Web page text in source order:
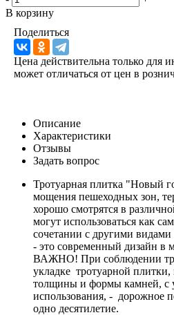
В корзину
Поделиться
Цена действительна только для
может отличаться от цен в
Описание
Характеристики
Отзывы
Задать вопрос
Тротуарная плитка "Новый
мощения пешеходных зон,
хорошо смотрятся в
могут использоваться как
сочетании с другими
- это современный дизайн в
ВАЖНО! При соблюдении
укладке тротуарной
толщины и формы камней, с
использования, - дорожное
одно десятилетие.